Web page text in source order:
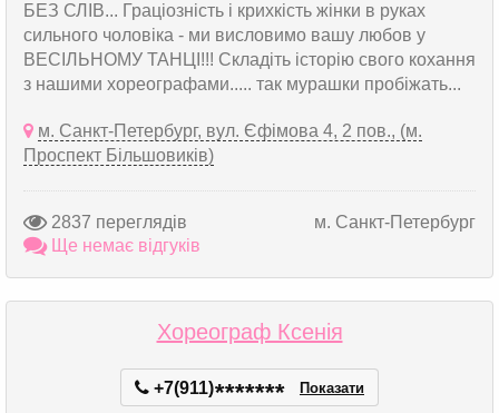
БЕЗ СЛІВ... Граціозність і крихкість жінки в руках
сильного чоловіка - ми висловимо вашу любов у
ВЕСІЛЬНОМУ ТАНЦІ!!! Складіть історію свого кохання
з нашими хореографами..... так мурашки пробіжать...
м. Санкт-Петербург, вул. Єфімова 4, 2 пов., (м.
Проспект Більшовиків)
2837 переглядів
м. Санкт-Петербург
Ще немає відгуків
Хореограф Ксенія
+7(911)******* Показати